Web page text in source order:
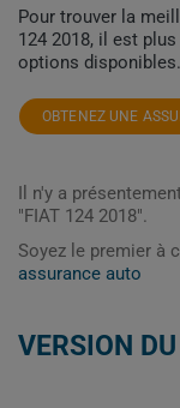
Pour trouver la
124 2018, il est
options disponibles.
OBTENEZ UNE
Il n'y a
"FIAT 124 2018".
Soyez le premier à
assurance auto
VERSION